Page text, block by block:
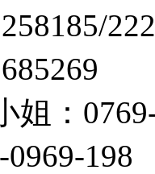
姐：
198